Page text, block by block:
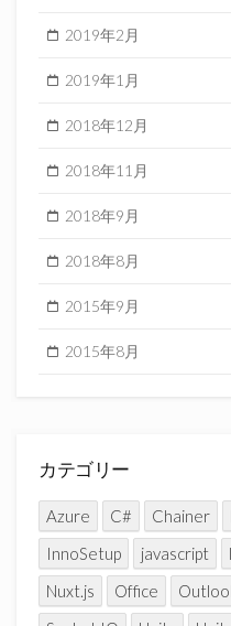
2019年2月
2019年1月
2018年12月
2018年11月
2018年9月
2018年8月
2015年9月
2015年8月
カテゴリー
Azure C# Chainer
InnoSetup
javascript
Nuxt.js
Office